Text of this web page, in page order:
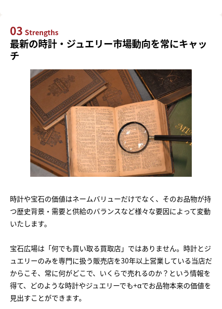
03 Strengths
最新の時計・ジュエリー市場動向を常にキャッ
チ
時計や宝石の価値はネームバリューだけでなく、そのお品物が持
つ歴史背景・需要と供給のバランスなど様々な要因によって変動
いたします。
宝石広場は「何でも買い取る買取店」ではありません。時計とジ
ュエリーのみを専門に扱う販売店を30年以上営業している当店だ
からこそ、常に何がどこで、いくらで売れるのか？という情報を
得て、どのような時計やジュエリーでも+αでお品物本来の価値を
見出すことができます。